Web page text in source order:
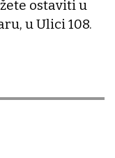
ostaviti u
u Ulici 108.